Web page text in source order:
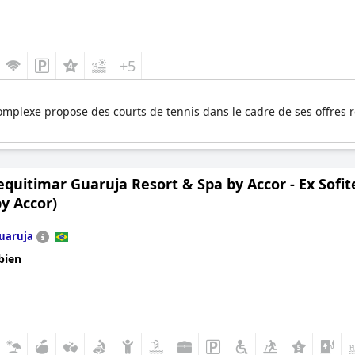
+5
propose des courts de tennis dans le cadre de ses
Guaruja Resort & Spa by Accor - Ex
Accor)